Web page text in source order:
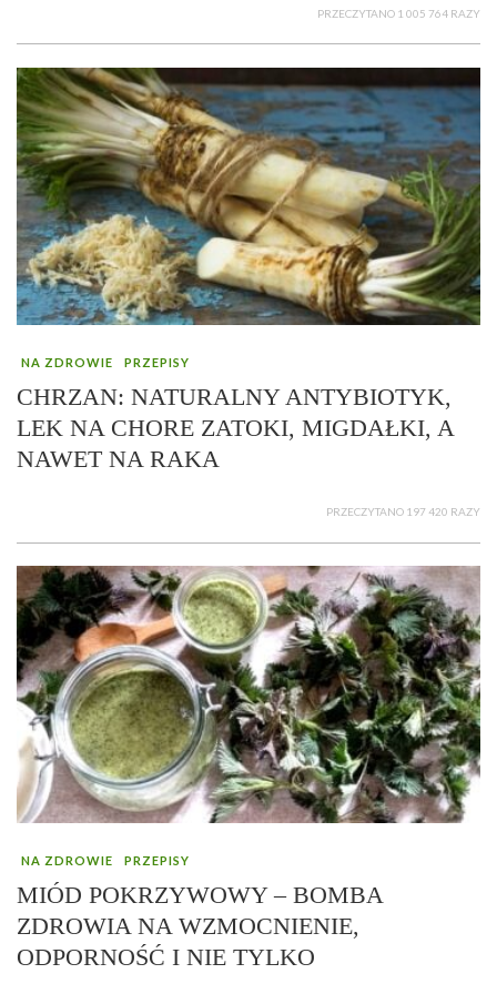
PRZECZYTANO 1 005 764 RAZY
NA ZDROWIE PRZEPISY
CHRZAN: NATURALNY ANTYBIOTYK,
LEK NA CHORE ZATOKI, MIGDAŁKI, A
NAWET NA RAKA
PRZECZYTANO 197 420 RAZY
NA ZDROWIE PRZEPISY
MIÓD POKRZYWOWY – BOMBA
ZDROWIA NA WZMOCNIENIE,
ODPORNOŚĆ I NIE TYLKO